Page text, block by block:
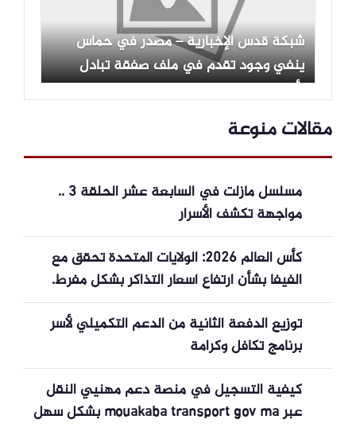
شبكة قدس الإخبارية – مصدر في حماس
ينفي وجود تقدم في ملف صفقة تبادل
الأسرى مع الاحتلال
مقالات منوعة
مسلسل مازلت في السابعة عشر الحلقة 3 ..
مواجهة تكشف الأسرار
كأس العالم 2026: الولايات المتحدة تحقق مع
الفيفا بشأن ارتفاع أسعار التذاكر بشكل مفرط.
توزيع الدفعة الثانية من الدعم التكميلي لأسر
برنامج تكافل وكرامة
كيفية التسجيل في منصة دعم مهنيي النقل
عبر mouakaba transport gov ma بشكل سهل